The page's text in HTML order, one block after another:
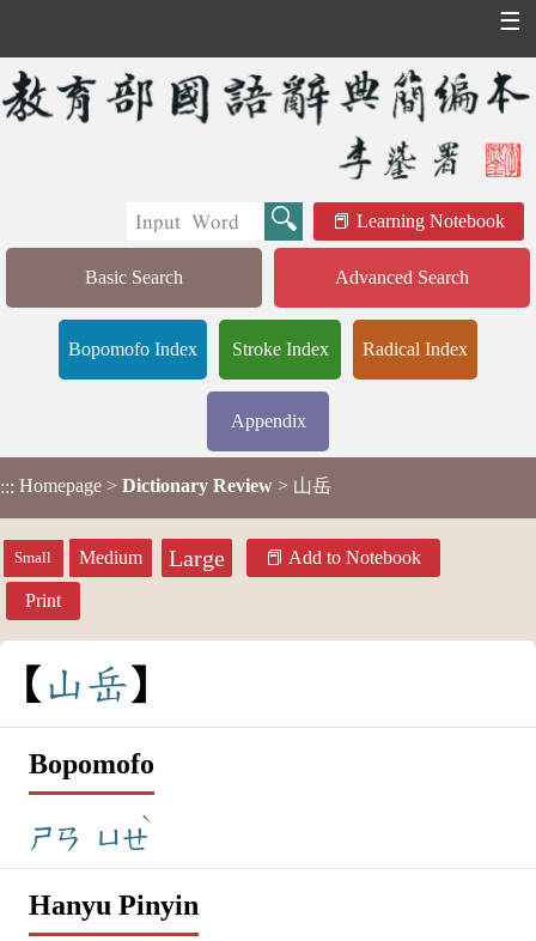
☰
Learning Notebook
Basic Search Advanced Search
Bopomofo Index Stroke Index Radical Index
Appendix
::: Homepage > Dictionary Review > 山岳
Small Medium Large Add to Notebook
Print
山岳
Bopomofo
ㄕㄢ ㄩㄝ
ˋ
Hanyu Pinyin